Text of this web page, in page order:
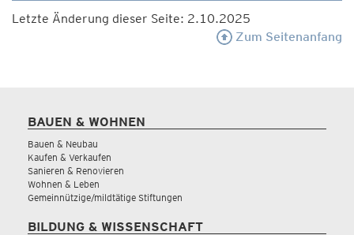
Letzte Änderung dieser Seite: 2.10.2025
Zum Seitenanfang
BAUEN & WOHNEN
Bauen & Neubau
Kaufen & Verkaufen
Sanieren & Renovieren
Wohnen & Leben
Gemeinnützige/mildtätige Stiftungen
BILDUNG & WISSENSCHAFT